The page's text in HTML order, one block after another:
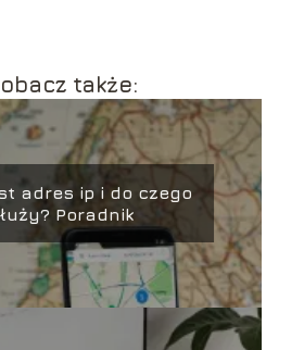
także:
adres ip i do czego
Poradnik